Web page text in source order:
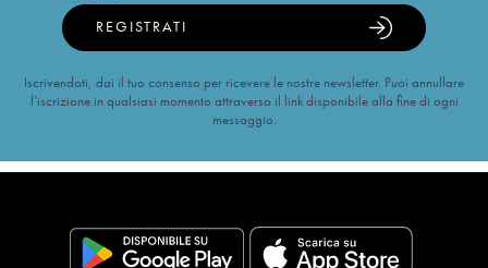
REGISTRATI
Iscrivendoti, dai il tuo consenso per ricevere le nostre newsletter. Puoi annullare
l’iscrizione in qualsiasi momento attraverso il link disponibile alla fine di ogni
messaggio.